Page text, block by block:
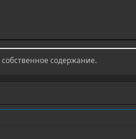
содержание.